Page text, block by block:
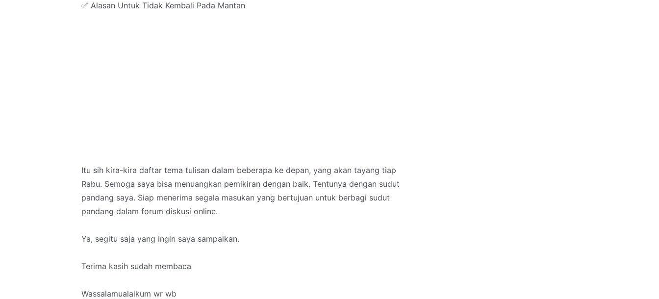
✅ Alasan Untuk Tidak Kembali Pada Mantan
Itu sih kira-kira daftar tema tulisan dalam beberapa ke depan, yang akan tayang tiap
Rabu. Semoga saya bisa menuangkan pemikiran dengan baik. Tentunya dengan sudut
pandang saya. Siap menerima segala masukan yang bertujuan untuk berbagi sudut
pandang dalam forum diskusi online.
Ya, segitu saja yang ingin saya sampaikan.
Terima kasih sudah membaca
Wassalamualaikum wr wb